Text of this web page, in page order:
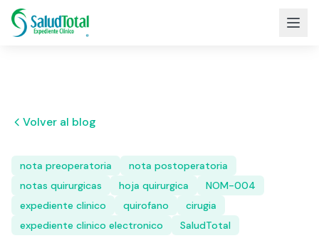
Volver al blog
nota preoperatoria
nota postoperatoria
notas quirurgicas
hoja quirurgica
NOM-004
expediente clinico
quirofano
cirugia
expediente clinico electronico
SaludTotal